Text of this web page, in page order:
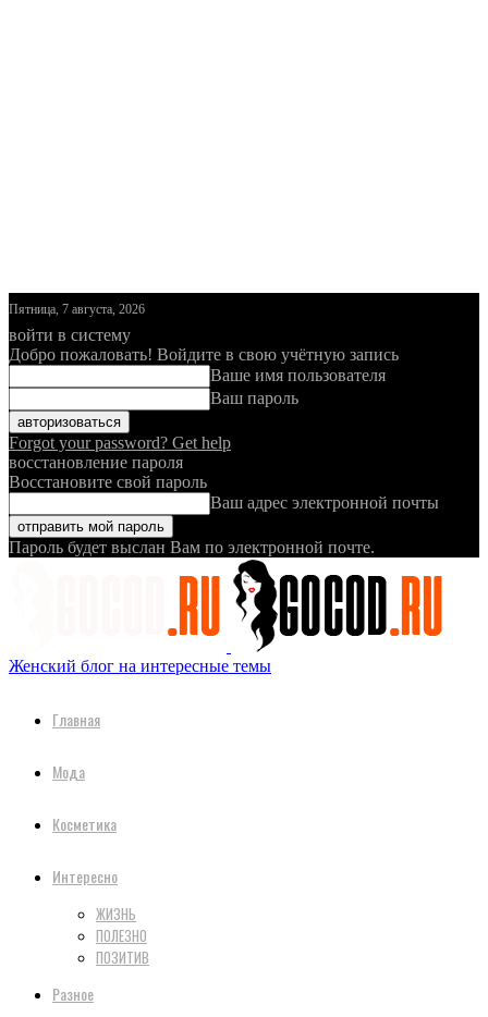
Пятница, 7 августа, 2026
войти в систему
Добро пожаловать! Войдите в свою учётную запись
Ваше имя пользователя
Ваш пароль
Forgot your password? Get help
восстановление пароля
Восстановите свой пароль
Ваш адрес электронной почты
Пароль будет выслан Вам по электронной почте.
Женский блог на интересные темы
Главная
Мода
Косметика
Интересно
ЖИЗНЬ
ПОЛЕЗНО
ПОЗИТИВ
Разное